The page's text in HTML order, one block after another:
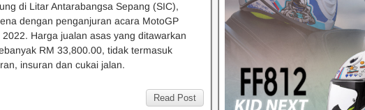
di Litar Antarabangsa Sepang (SIC),
dengan penganjuran acara MotoGP
2022. Harga jualan asas yang ditawarkan
RM 33,800.00, tidak termasuk
insuran dan cukai jalan.
Read Post